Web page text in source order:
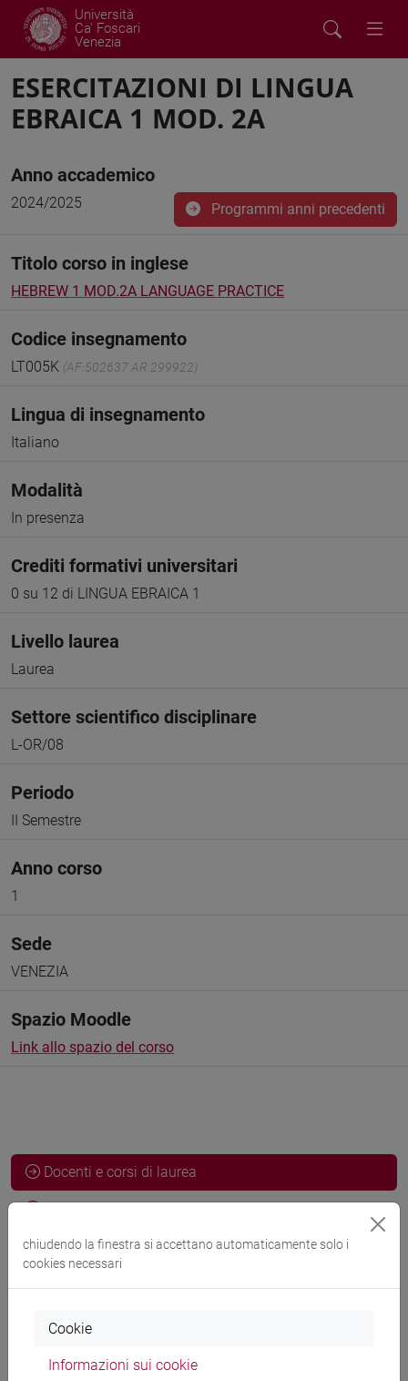
Università
Ca' Foscari
Venezia
ESERCITAZIONI DI LINGUA
EBRAICA 1 MOD. 2A
Anno accademico
2024/2025 Programmi anni precedenti
Titolo corso in inglese
HEBREW 1 MOD.2A LANGUAGE PRACTICE
Codice insegnamento
LT005K (AF:502637 AR:299922)
Lingua di insegnamento
Italiano
Modalità
In presenza
Crediti formativi universitari
0 su 12 di LINGUA EBRAICA 1
Livello laurea
Laurea
Settore scientifico disciplinare
L-OR/08
Periodo
II Semestre
Anno corso
1
Sede
VENEZIA
Spazio Moodle
Link allo spazio del corso
Docenti e corsi di laurea
Programma
BARAN Tsipora
chiudendo la finestra si accettano automaticamente solo i
cookies necessari
Cookie
Informazioni sui cookie